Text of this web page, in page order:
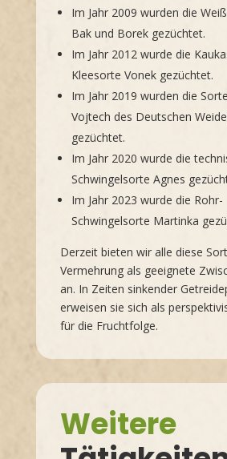
Im Jahr 2009 wurden die
Bak und Borek gezüchtet.
Im Jahr 2012 wurde die
Kleesorte Vonek gezüchtet.
Im Jahr 2019 wurden die
Vojtech des Deutschen
gezüchtet.
Im Jahr 2020 wurde die
Schwingelsorte Agnes
Im Jahr 2023 wurde die Rohr-
Schwingelsorte Martinka
Derzeit bieten wir alle diese
Vermehrung als geeignete
an. In Zeiten sinkender
erweisen sie sich als
für die Fruchtfolge.
Weitere